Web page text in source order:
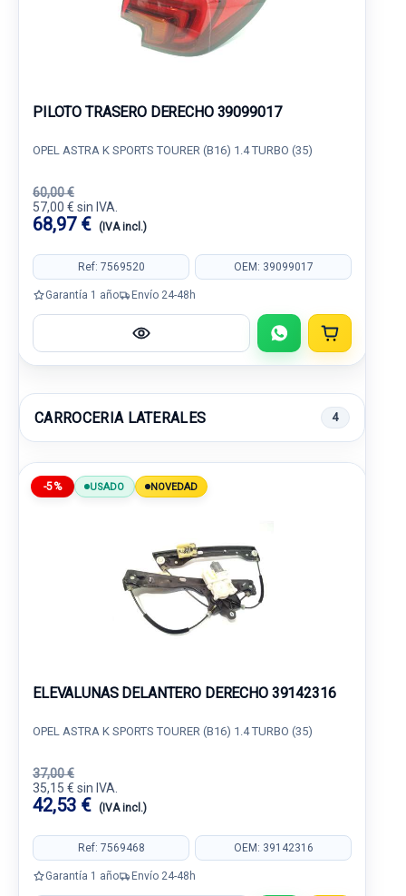
PILOTO TRASERO DERECHO 39099017
OPEL ASTRA K SPORTS TOURER (B16) 1.4 TURBO (35)
60,00 €
57,00 € sin IVA.
68,97 € (IVA incl.)
Ref: 7569520 OEM: 39099017
Garantía 1 año Envío 24-48h
CARROCERIA LATERALES 4
-5% USADO NOVEDAD
ELEVALUNAS DELANTERO DERECHO 39142316
OPEL ASTRA K SPORTS TOURER (B16) 1.4 TURBO (35)
37,00 €
35,15 € sin IVA.
42,53 € (IVA incl.)
Ref: 7569468 OEM: 39142316
Garantía 1 año Envío 24-48h